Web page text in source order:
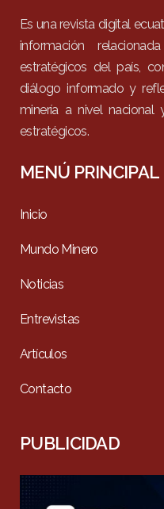
Es una revista digital
información
estratégicos del país,
diálogo informado y
minería a nivel
estratégicos.
MENÚ PRINCIPAL
Inicio
Mundo Minero
Noticias
Entrevistas
Artículos
Contacto
PUBLICIDAD